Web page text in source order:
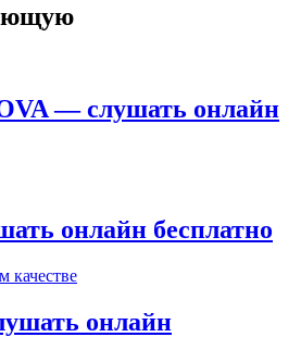
— слушать онлайн
онлайн бесплатно
качестве
онлайн